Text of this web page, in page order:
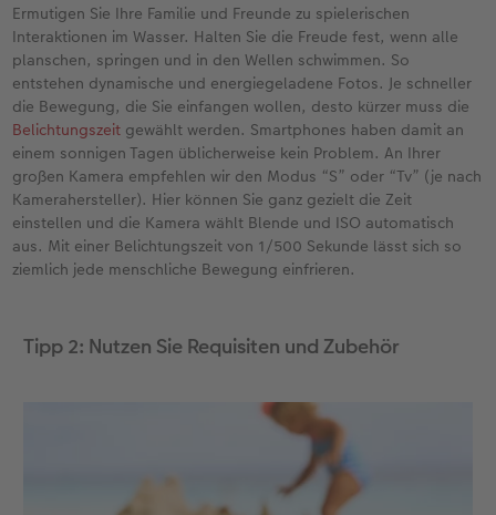
Ermutigen Sie Ihre Familie und Freunde zu spielerischen
Interaktionen im Wasser. Halten Sie die Freude fest, wenn alle
planschen, springen und in den Wellen schwimmen. So
entstehen dynamische und energiegeladene Fotos. Je schneller
die Bewegung, die Sie einfangen wollen, desto kürzer muss die
Belichtungszeit gewählt werden. Smartphones haben damit an
einem sonnigen Tagen üblicherweise kein Problem. An Ihrer
großen Kamera empfehlen wir den Modus “S” oder “Tv” (je nach
Kamerahersteller). Hier können Sie ganz gezielt die Zeit
einstellen und die Kamera wählt Blende und ISO automatisch
aus. Mit einer Belichtungszeit von 1/500 Sekunde lässt sich so
ziemlich jede menschliche Bewegung einfrieren.
Tipp 2: Nutzen Sie Requisiten und Zubehör